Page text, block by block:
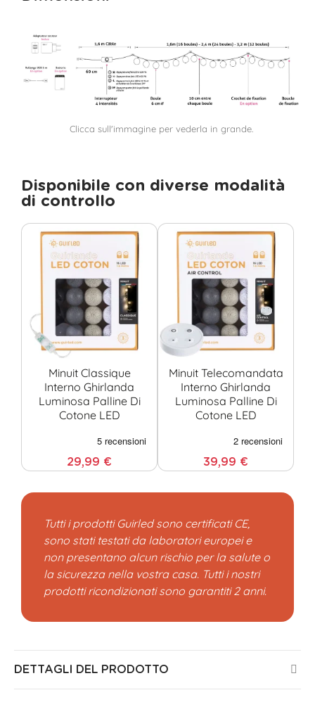
Clicca sull'immagine per vederla in grande.
Disponibile con diverse modalità
di controllo
Minuit Classique
Interno Ghirlanda
Luminosa Palline Di
Cotone LED
29,99 €
Minuit Telecomandata
Interno Ghirlanda
Luminosa Palline Di
Cotone LED
39,99 €
Tutti i prodotti Guirled sono certificati CE,
sono stati testati da laboratori europei e
non presentano alcun rischio per la salute o
la sicurezza nella vostra casa. Tutti i nostri
prodotti ricondizionati sono garantiti 2 anni.
DETTAGLI DEL PRODOTTO